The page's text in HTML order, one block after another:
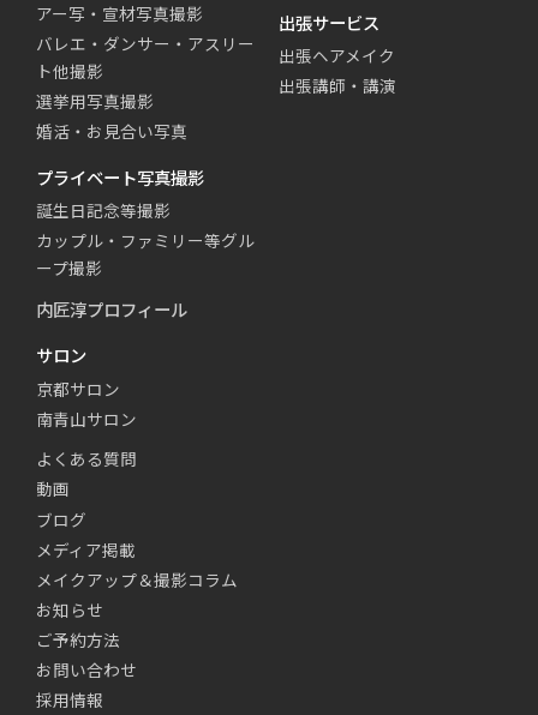
アー写・宣材写真撮影
バレエ・ダンサー・アスリー
ト他撮影
選挙用写真撮影
婚活・お見合い写真
プライベート写真撮影
誕生日記念等撮影
カップル・ファミリー等グル
ープ撮影
出張サービス
出張ヘアメイク
出張講師・講演
内匠淳プロフィール
サロン
京都サロン
南青山サロン
よくある質問
動画
ブログ
メディア掲載
メイクアップ＆撮影コラム
お知らせ
ご予約方法
お問い合わせ
採用情報